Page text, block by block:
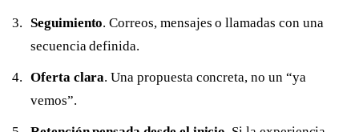
Seguimiento. Correos, mensajes o llamadas con una
secuencia definida.
Oferta clara. Una propuesta concreta, no un “ya
vemos”.